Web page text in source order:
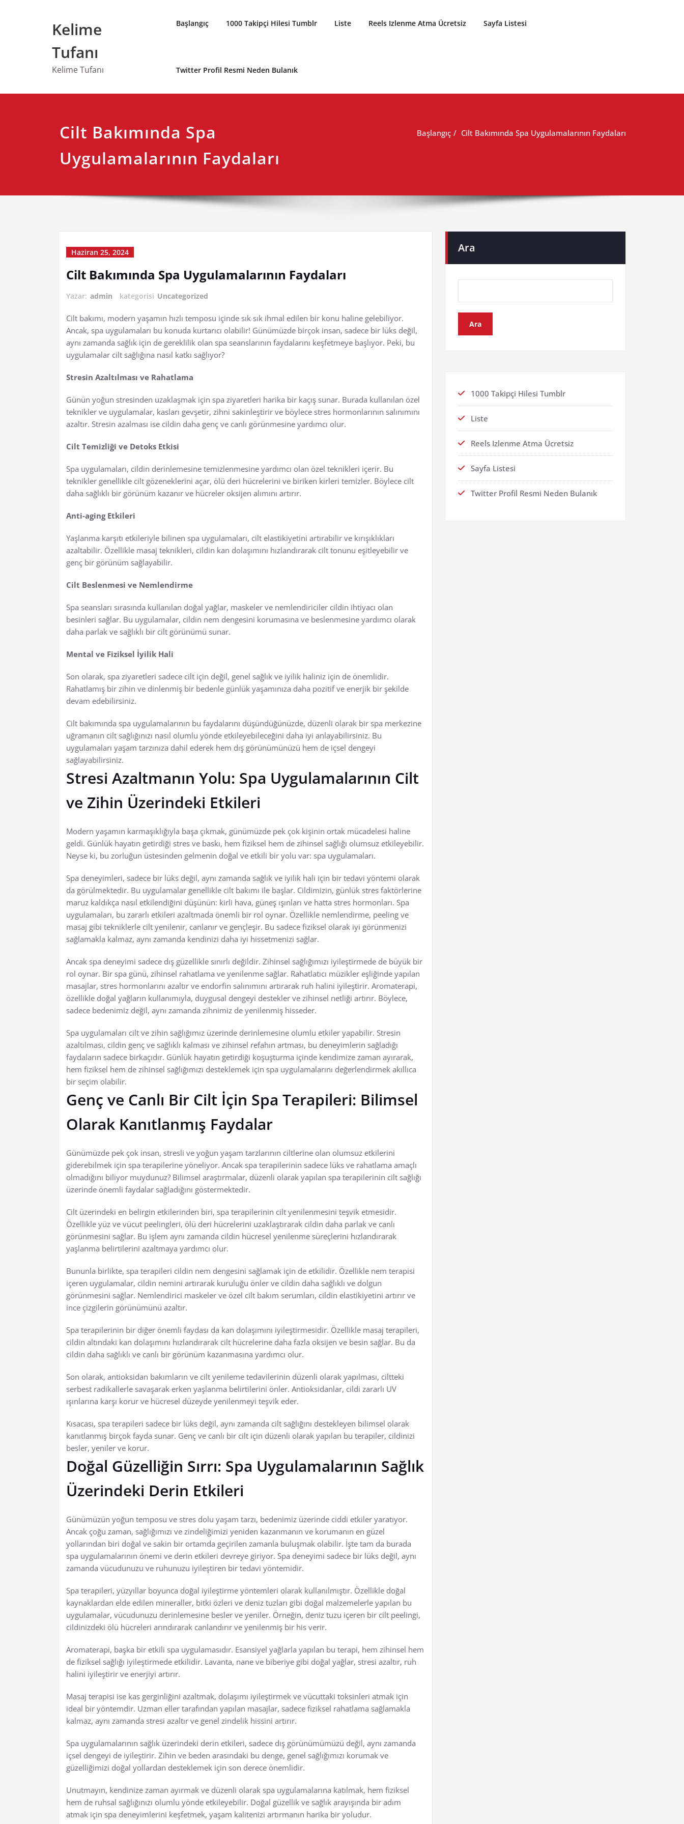
Kelime
Tufanı
Kelime Tufanı
Başlangıç 1000 Takipçi Hilesi Tumblr Liste Reels Izlenme Atma Ücretsiz Sayfa Listesi
Twitter Profil Resmi Neden Bulanık
Cilt Bakımında Spa
Uygulamalarının Faydaları
Başlangıç Cilt Bakımında Spa Uygulamalarının Faydaları
Haziran 25, 2024
Cilt Bakımında Spa Uygulamalarının Faydaları
Yazar: admin kategorisi Uncategorized
Cilt bakımı, modern yaşamın hızlı temposu içinde sık sık ihmal edilen bir konu haline gelebiliyor.
Ancak, spa uygulamaları bu konuda kurtarıcı olabilir! Günümüzde birçok insan, sadece bir lüks değil,
aynı zamanda sağlık için de gereklilik olan spa seanslarının faydalarını keşfetmeye başlıyor. Peki, bu
uygulamalar cilt sağlığına nasıl katkı sağlıyor?
Stresin Azaltılması ve Rahatlama
Günün yoğun stresinden uzaklaşmak için spa ziyaretleri harika bir kaçış sunar. Burada kullanılan özel
teknikler ve uygulamalar, kasları gevşetir, zihni sakinleştirir ve böylece stres hormonlarının salınımını
azaltır. Stresin azalması ise cildin daha genç ve canlı görünmesine yardımcı olur.
Cilt Temizliği ve Detoks Etkisi
Spa uygulamaları, cildin derinlemesine temizlenmesine yardımcı olan özel teknikleri içerir. Bu
teknikler genellikle cilt gözeneklerini açar, ölü deri hücrelerini ve biriken kirleri temizler. Böylece cilt
daha sağlıklı bir görünüm kazanır ve hücreler oksijen alımını artırır.
Anti-aging Etkileri
Yaşlanma karşıtı etkileriyle bilinen spa uygulamaları, cilt elastikiyetini artırabilir ve kırışıklıkları
azaltabilir. Özellikle masaj teknikleri, cildin kan dolaşımını hızlandırarak cilt tonunu eşitleyebilir ve
genç bir görünüm sağlayabilir.
Cilt Beslenmesi ve Nemlendirme
Spa seansları sırasında kullanılan doğal yağlar, maskeler ve nemlendiriciler cildin ihtiyacı olan
besinleri sağlar. Bu uygulamalar, cildin nem dengesini korumasına ve beslenmesine yardımcı olarak
daha parlak ve sağlıklı bir cilt görünümü sunar.
Mental ve Fiziksel İyilik Hali
Son olarak, spa ziyaretleri sadece cilt için değil, genel sağlık ve iyilik haliniz için de önemlidir.
Rahatlamış bir zihin ve dinlenmiş bir bedenle günlük yaşamınıza daha pozitif ve enerjik bir şekilde
devam edebilirsiniz.
Cilt bakımında spa uygulamalarının bu faydalarını düşündüğünüzde, düzenli olarak bir spa merkezine
uğramanın cilt sağlığınızı nasıl olumlu yönde etkileyebileceğini daha iyi anlayabilirsiniz. Bu
uygulamaları yaşam tarzınıza dahil ederek hem dış görünümünüzü hem de içsel dengeyi
sağlayabilirsiniz.
Stresi Azaltmanın Yolu: Spa Uygulamalarının Cilt
ve Zihin Üzerindeki Etkileri
Modern yaşamın karmaşıklığıyla başa çıkmak, günümüzde pek çok kişinin ortak mücadelesi haline
geldi. Günlük hayatın getirdiği stres ve baskı, hem fiziksel hem de zihinsel sağlığı olumsuz etkileyebilir.
Neyse ki, bu zorluğun üstesinden gelmenin doğal ve etkili bir yolu var: spa uygulamaları.
Spa deneyimleri, sadece bir lüks değil, aynı zamanda sağlık ve iyilik hali için bir tedavi yöntemi olarak
da görülmektedir. Bu uygulamalar genellikle cilt bakımı ile başlar. Cildimizin, günlük stres faktörlerine
maruz kaldıkça nasıl etkilendiğini düşünün: kirli hava, güneş ışınları ve hatta stres hormonları. Spa
uygulamaları, bu zararlı etkileri azaltmada önemli bir rol oynar. Özellikle nemlendirme, peeling ve
masaj gibi tekniklerle cilt yenilenir, canlanır ve gençleşir. Bu sadece fiziksel olarak iyi görünmenizi
sağlamakla kalmaz, aynı zamanda kendinizi daha iyi hissetmenizi sağlar.
Ancak spa deneyimi sadece dış güzellikle sınırlı değildir. Zihinsel sağlığımızı iyileştirmede de büyük bir
rol oynar. Bir spa günü, zihinsel rahatlama ve yenilenme sağlar. Rahatlatıcı müzikler eşliğinde yapılan
masajlar, stres hormonlarını azaltır ve endorfin salınımını artırarak ruh halini iyileştirir. Aromaterapi,
özellikle doğal yağların kullanımıyla, duygusal dengeyi destekler ve zihinsel netliği artırır. Böylece,
sadece bedenimiz değil, aynı zamanda zihnimiz de yenilenmiş hisseder.
Spa uygulamaları cilt ve zihin sağlığımız üzerinde derinlemesine olumlu etkiler yapabilir. Stresin
azaltılması, cildin genç ve sağlıklı kalması ve zihinsel refahın artması, bu deneyimlerin sağladığı
faydaların sadece birkaçıdır. Günlük hayatın getirdiği koşuşturma içinde kendimize zaman ayırarak,
hem fiziksel hem de zihinsel sağlığımızı desteklemek için spa uygulamalarını değerlendirmek akıllıca
bir seçim olabilir.
Genç ve Canlı Bir Cilt İçin Spa Terapileri: Bilimsel
Olarak Kanıtlanmış Faydalar
Günümüzde pek çok insan, stresli ve yoğun yaşam tarzlarının ciltlerine olan olumsuz etkilerini
giderebilmek için spa terapilerine yöneliyor. Ancak spa terapilerinin sadece lüks ve rahatlama amaçlı
olmadığını biliyor muydunuz? Bilimsel araştırmalar, düzenli olarak yapılan spa terapilerinin cilt sağlığı
üzerinde önemli faydalar sağladığını göstermektedir.
Cilt üzerindeki en belirgin etkilerinden biri, spa terapilerinin cilt yenilenmesini teşvik etmesidir.
Özellikle yüz ve vücut peelingleri, ölü deri hücrelerini uzaklaştırarak cildin daha parlak ve canlı
görünmesini sağlar. Bu işlem aynı zamanda cildin hücresel yenilenme süreçlerini hızlandırarak
yaşlanma belirtilerini azaltmaya yardımcı olur.
Bununla birlikte, spa terapileri cildin nem dengesini sağlamak için de etkilidir. Özellikle nem terapisi
içeren uygulamalar, cildin nemini artırarak kuruluğu önler ve cildin daha sağlıklı ve dolgun
görünmesini sağlar. Nemlendirici maskeler ve özel cilt bakım serumları, cildin elastikiyetini artırır ve
ince çizgilerin görünümünü azaltır.
Spa terapilerinin bir diğer önemli faydası da kan dolaşımını iyileştirmesidir. Özellikle masaj terapileri,
cildin altındaki kan dolaşımını hızlandırarak cilt hücrelerine daha fazla oksijen ve besin sağlar. Bu da
cildin daha sağlıklı ve canlı bir görünüm kazanmasına yardımcı olur.
Son olarak, antioksidan bakımların ve cilt yenileme tedavilerinin düzenli olarak yapılması, ciltteki
serbest radikallerle savaşarak erken yaşlanma belirtilerini önler. Antioksidanlar, cildi zararlı UV
ışınlarına karşı korur ve hücresel düzeyde yenilenmeyi teşvik eder.
Kısacası, spa terapileri sadece bir lüks değil, aynı zamanda cilt sağlığını destekleyen bilimsel olarak
kanıtlanmış birçok fayda sunar. Genç ve canlı bir cilt için düzenli olarak yapılan bu terapiler, cildinizi
besler, yeniler ve korur.
Doğal Güzelliğin Sırrı: Spa Uygulamalarının Sağlık
Üzerindeki Derin Etkileri
Günümüzün yoğun temposu ve stres dolu yaşam tarzı, bedenimiz üzerinde ciddi etkiler yaratıyor.
Ancak çoğu zaman, sağlığımızı ve zindeliğimizi yeniden kazanmanın ve korumanın en güzel
yollarından biri doğal ve sakin bir ortamda geçirilen zamanla buluşmak olabilir. İşte tam da burada
spa uygulamalarının önemi ve derin etkileri devreye giriyor. Spa deneyimi sadece bir lüks değil, aynı
zamanda vücudunuzu ve ruhunuzu iyileştiren bir tedavi yöntemidir.
Spa terapileri, yüzyıllar boyunca doğal iyileştirme yöntemleri olarak kullanılmıştır. Özellikle doğal
kaynaklardan elde edilen mineraller, bitki özleri ve deniz tuzları gibi doğal malzemelerle yapılan bu
uygulamalar, vücudunuzu derinlemesine besler ve yeniler. Örneğin, deniz tuzu içeren bir cilt peelingi,
cildinizdeki ölü hücreleri arındırarak canlandırır ve yenilenmiş bir his verir.
Aromaterapi, başka bir etkili spa uygulamasıdır. Esansiyel yağlarla yapılan bu terapi, hem zihinsel hem
de fiziksel sağlığı iyileştirmede etkilidir. Lavanta, nane ve biberiye gibi doğal yağlar, stresi azaltır, ruh
halini iyileştirir ve enerjiyi artırır.
Masaj terapisi ise kas gerginliğini azaltmak, dolaşımı iyileştirmek ve vücuttaki toksinleri atmak için
ideal bir yöntemdir. Uzman eller tarafından yapılan masajlar, sadece fiziksel rahatlama sağlamakla
kalmaz, aynı zamanda stresi azaltır ve genel zindelik hissini artırır.
Spa uygulamalarının sağlık üzerindeki derin etkileri, sadece dış görünümümüzü değil, aynı zamanda
içsel dengeyi de iyileştirir. Zihin ve beden arasındaki bu denge, genel sağlığımızı korumak ve
güzelliğimizi doğal yollardan desteklemek için son derece önemlidir.
Unutmayın, kendinize zaman ayırmak ve düzenli olarak spa uygulamalarına katılmak, hem fiziksel
hem de ruhsal sağlığınızı olumlu yönde etkileyebilir. Doğal güzellik ve sağlık arayışında bir adım
atmak için spa deneyimlerini keşfetmek, yaşam kalitenizi artırmanın harika bir yoludur.
Ara
Ara
1000 Takipçi Hilesi Tumblr
Liste
Reels Izlenme Atma Ücretsiz
Sayfa Listesi
Twitter Profil Resmi Neden Bulanık